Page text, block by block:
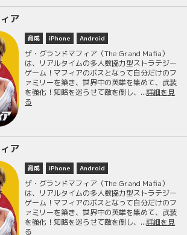
ア
育成 iPhone Android
ザ・グランドマフィア（The Grand Mafia）
は、リアルタイムの多人数協力型ストラテジー
ゲーム！マフィアのボスとなって自分だけのフ
ァミリーを築き、世界中の英雄を集めて、武装
を強化！知略を巡らせて敵を倒し、...詳細を見
る
ア
育成 iPhone Android
ザ・グランドマフィア（The Grand Mafia）
は、リアルタイムの多人数協力型ストラテジー
ゲーム！マフィアのボスとなって自分だけのフ
ァミリーを築き、世界中の英雄を集めて、武装
を強化！知略を巡らせて敵を倒し、...詳細を見
る